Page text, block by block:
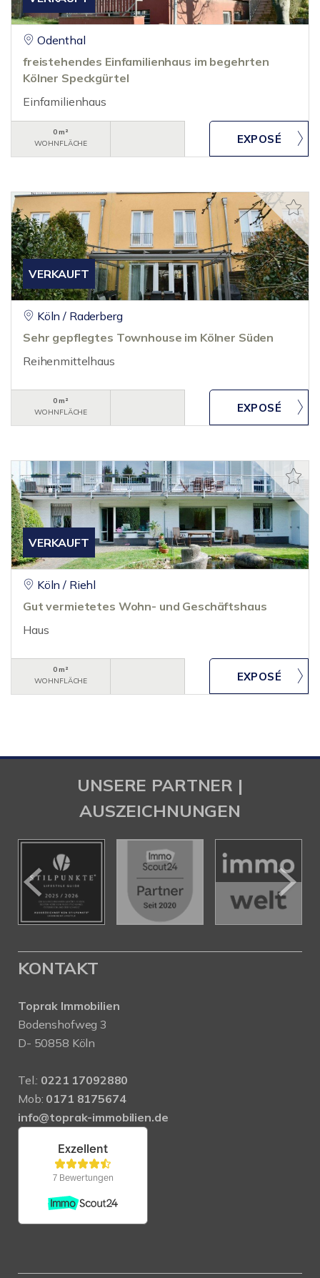
Odenthal
freistehendes Einfamilienhaus im begehrten
Kölner Speckgürtel
Einfamilienhaus
0 m²
WOHNFLÄCHE
VERKAUFT
Köln / Raderberg
Sehr gepflegtes Townhouse im Kölner Süden
Reihenmittelhaus
0 m²
WOHNFLÄCHE
VERKAUFT
Köln / Riehl
Gut vermietetes Wohn- und Geschäftshaus
Haus
0 m²
WOHNFLÄCHE
UNSERE PARTNER |
AUSZEICHNUNGEN
KONTAKT
Toprak Immobilien
Bodenshofweg 3
D- 50858 Köln
Tel.: 0221 17092880
Mob: 0171 8175674
info@toprak-immobilien.de